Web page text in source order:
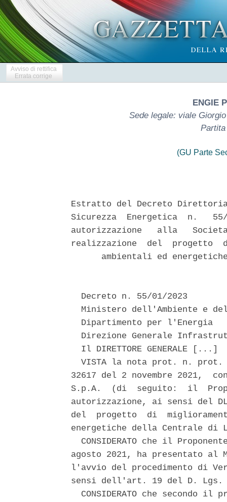
Avviso di rettifica
Errata corrige
ENGIE
Sede legale: viale
Partita
(GU Parte
Estratto del Decreto
Sicurezza  Energetica  n.
autorizzazione   alla
realizzazione  del  progetto
ambientali ed
  Decreto n. 55/01/2023
Ministero dell'Ambiente e
  Dipartimento per l'Energia
Direzione Generale
  Il DIRETTORE GENERALE [...]
VISTA la nota prot. n.
32617 del 2 novembre 2021,
S.p.A.  (di  seguito:  il
autorizzazione, ai sensi del
del  progetto  di
energetiche della Centrale
CONSIDERATO che il
agosto 2021, ha presentato
l'avvio del procedimento di
sensi dell'art. 19 del D.
CONSIDERATO che secondo il